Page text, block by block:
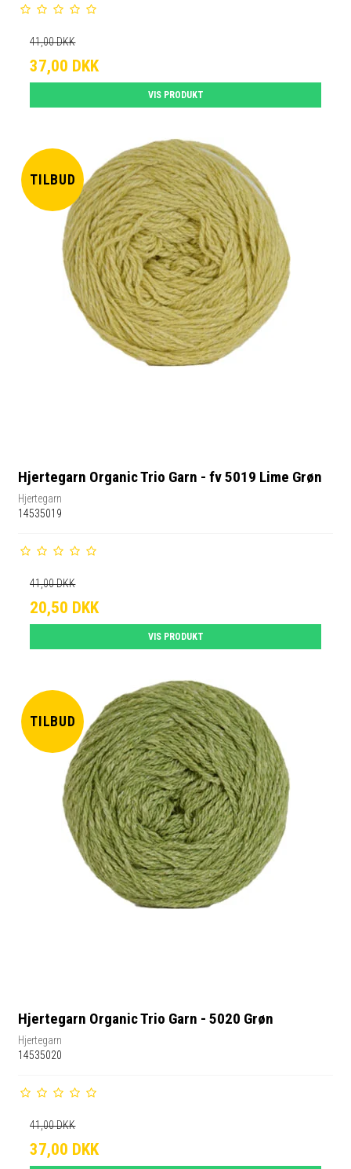
41,00 DKK
37,00 DKK
VIS PRODUKT
TILBUD
Hjertegarn Organic Trio Garn - fv 5019 Lime Grøn
Hjertegarn
14535019
41,00 DKK
20,50 DKK
VIS PRODUKT
TILBUD
Hjertegarn Organic Trio Garn - 5020 Grøn
Hjertegarn
14535020
41,00 DKK
37,00 DKK